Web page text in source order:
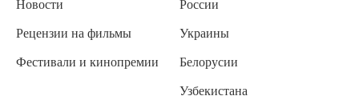
Новости
Рецензии на фильмы
Фестивали и кинопремии
России
Украины
Белорусии
Узбекистана